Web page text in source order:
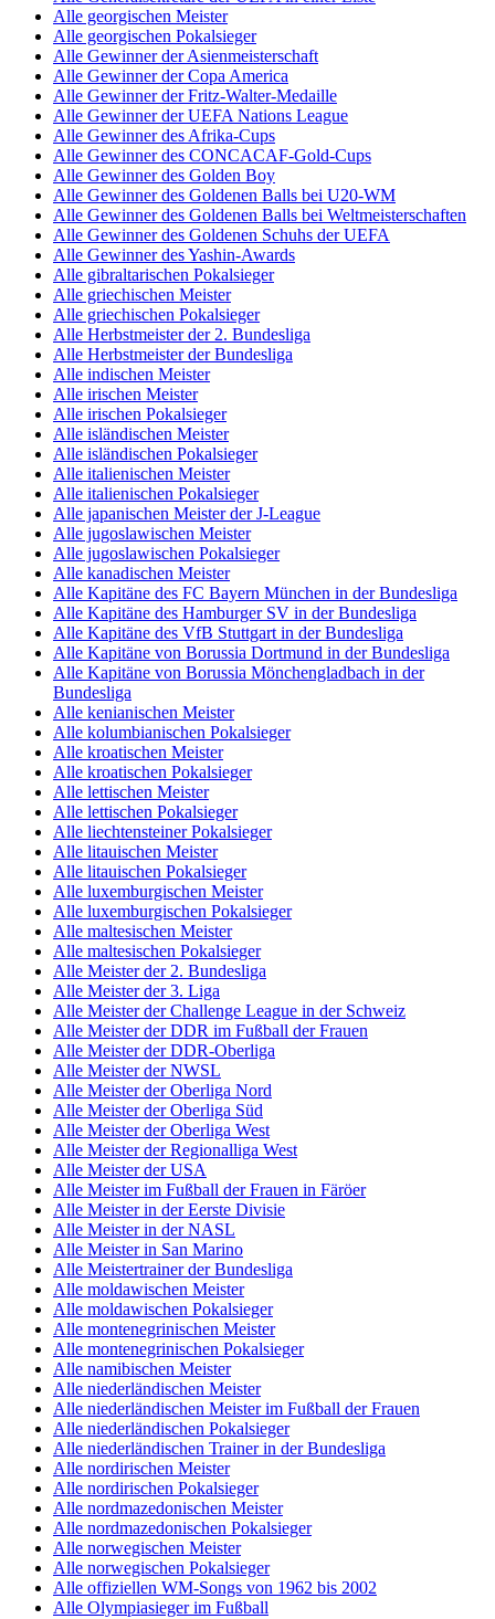
Alle georgischen Meister
Alle georgischen Pokalsieger
Alle Gewinner der Asienmeisterschaft
Alle Gewinner der Copa America
Alle Gewinner der Fritz-Walter-Medaille
Alle Gewinner der UEFA Nations League
Alle Gewinner des Afrika-Cups
Alle Gewinner des CONCACAF-Gold-Cups
Alle Gewinner des Golden Boy
Alle Gewinner des Goldenen Balls bei U20-WM
Alle Gewinner des Goldenen Balls bei Weltmeisterschaften
Alle Gewinner des Goldenen Schuhs der UEFA
Alle Gewinner des Yashin-Awards
Alle gibraltarischen Pokalsieger
Alle griechischen Meister
Alle griechischen Pokalsieger
Alle Herbstmeister der 2. Bundesliga
Alle Herbstmeister der Bundesliga
Alle indischen Meister
Alle irischen Meister
Alle irischen Pokalsieger
Alle isländischen Meister
Alle isländischen Pokalsieger
Alle italienischen Meister
Alle italienischen Pokalsieger
Alle japanischen Meister der J-League
Alle jugoslawischen Meister
Alle jugoslawischen Pokalsieger
Alle kanadischen Meister
Alle Kapitäne des FC Bayern München in der Bundesliga
Alle Kapitäne des Hamburger SV in der Bundesliga
Alle Kapitäne des VfB Stuttgart in der Bundesliga
Alle Kapitäne von Borussia Dortmund in der Bundesliga
Alle Kapitäne von Borussia Mönchengladbach in der
Bundesliga
Alle kenianischen Meister
Alle kolumbianischen Pokalsieger
Alle kroatischen Meister
Alle kroatischen Pokalsieger
Alle lettischen Meister
Alle lettischen Pokalsieger
Alle liechtensteiner Pokalsieger
Alle litauischen Meister
Alle litauischen Pokalsieger
Alle luxemburgischen Meister
Alle luxemburgischen Pokalsieger
Alle maltesischen Meister
Alle maltesischen Pokalsieger
Alle Meister der 2. Bundesliga
Alle Meister der 3. Liga
Alle Meister der Challenge League in der Schweiz
Alle Meister der DDR im Fußball der Frauen
Alle Meister der DDR-Oberliga
Alle Meister der NWSL
Alle Meister der Oberliga Nord
Alle Meister der Oberliga Süd
Alle Meister der Oberliga West
Alle Meister der Regionalliga West
Alle Meister der USA
Alle Meister im Fußball der Frauen in Färöer
Alle Meister in der Eerste Divisie
Alle Meister in der NASL
Alle Meister in San Marino
Alle Meistertrainer der Bundesliga
Alle moldawischen Meister
Alle moldawischen Pokalsieger
Alle montenegrinischen Meister
Alle montenegrinischen Pokalsieger
Alle namibischen Meister
Alle niederländischen Meister
Alle niederländischen Meister im Fußball der Frauen
Alle niederländischen Pokalsieger
Alle niederländischen Trainer in der Bundesliga
Alle nordirischen Meister
Alle nordirischen Pokalsieger
Alle nordmazedonischen Meister
Alle nordmazedonischen Pokalsieger
Alle norwegischen Meister
Alle norwegischen Pokalsieger
Alle offiziellen WM-Songs von 1962 bis 2002
Alle Olympiasieger im Fußball